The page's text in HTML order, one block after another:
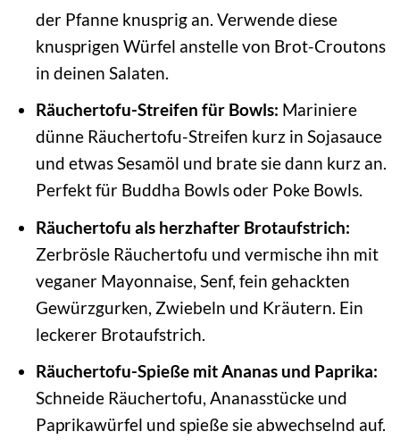
der Pfanne knusprig an. Verwende diese
knusprigen Würfel anstelle von Brot-Croutons
in deinen Salaten.
Räuchertofu-Streifen für Bowls: Mariniere
dünne Räuchertofu-Streifen kurz in Sojasauce
und etwas Sesamöl und brate sie dann kurz an.
Perfekt für Buddha Bowls oder Poke Bowls.
Räuchertofu als herzhafter Brotaufstrich:
Zerbrösle Räuchertofu und vermische ihn mit
veganer Mayonnaise, Senf, fein gehackten
Gewürzgurken, Zwiebeln und Kräutern. Ein
leckerer Brotaufstrich.
Räuchertofu-Spieße mit Ananas und Paprika:
Schneide Räuchertofu, Ananasstücke und
Paprikawürfel und spieße sie abwechselnd auf.